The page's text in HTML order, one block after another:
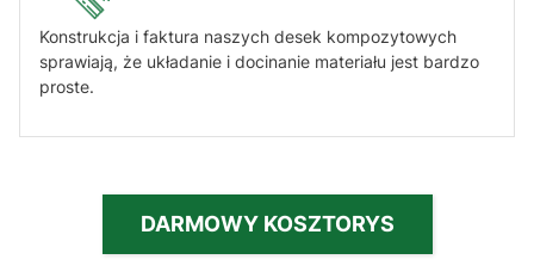
Konstrukcja i faktura naszych desek kompozytowych
sprawiają, że układanie i docinanie materiału jest bardzo
proste.
DARMOWY KOSZTORYS